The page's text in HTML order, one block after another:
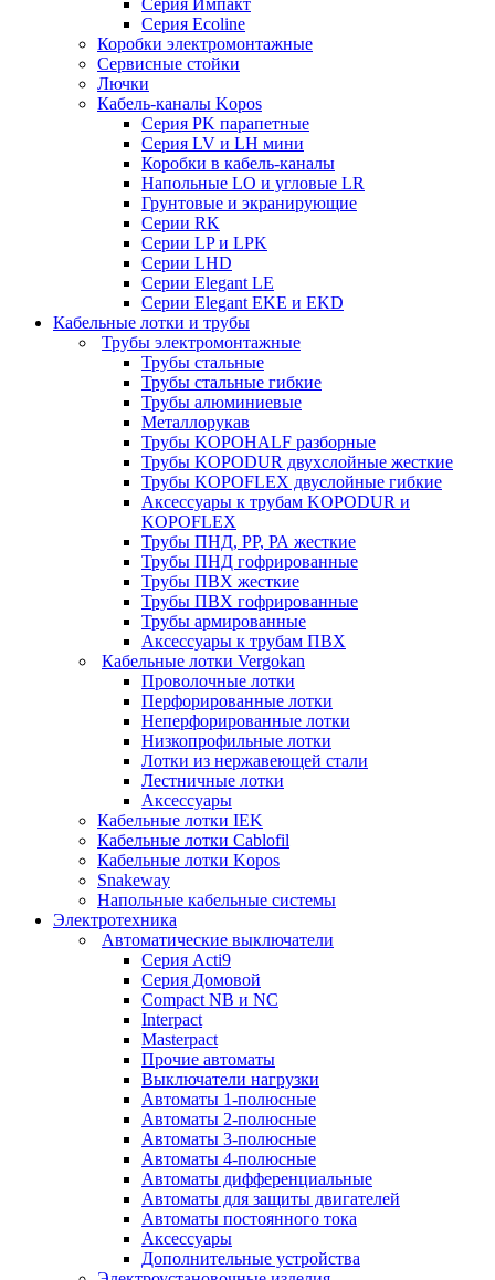
Серия Ecoline
Коробки электромонтажные
Сервисные стойки
Лючки
Кабель-каналы Kopos
Серия PK парапетные
Серия LV и LH мини
Коробки в кабель-каналы
Напольные LO и угловые LR
Грунтовые и экранирующие
Серии RK
Серии LP и LPK
Серии LHD
Серии Elegant LE
Серии Elegant EKE и EKD
Кабельные лотки и трубы
Трубы электромонтажные
Трубы стальные
Трубы стальные гибкие
Трубы алюминиевые
Металлорукав
Трубы KOPOHALF разборные
Трубы KOPODUR двухслойные жесткие
Трубы KOPOFLEX двуслойные гибкие
Аксессуары к трубам KOPODUR и
KOPOFLEX
Трубы ПНД, РР, РА жесткие
Трубы ПНД гофрированные
Трубы ПВХ жесткие
Трубы ПВХ гофрированные
Трубы армированные
Аксессуары к трубам ПВХ
Кабельные лотки Vergokan
Проволочные лотки
Перфорированные лотки
Неперфорированные лотки
Низкопрофильные лотки
Лотки из нержавеющей стали
Лестничные лотки
Аксессуары
Кабельные лотки IEK
Кабельные лотки Cablofil
Кабельные лотки Kopos
Snakeway
Напольные кабельные системы
Электротехника
Автоматические выключатели
Серия Acti9
Серия Домовой
Compact NB и NC
Interpact
Masterpact
Прочие автоматы
Выключатели нагрузки
Автоматы 1-полюсные
Автоматы 2-полюсные
Автоматы 3-полюсные
Автоматы 4-полюсные
Автоматы дифференциальные
Автоматы для защиты двигателей
Автоматы постоянного тока
Аксессуары
Дополнительные устройства